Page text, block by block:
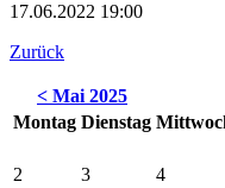
17.06.2022 19:00
Zurück
< Mai 2025
Montag Dienstag
2
3 4